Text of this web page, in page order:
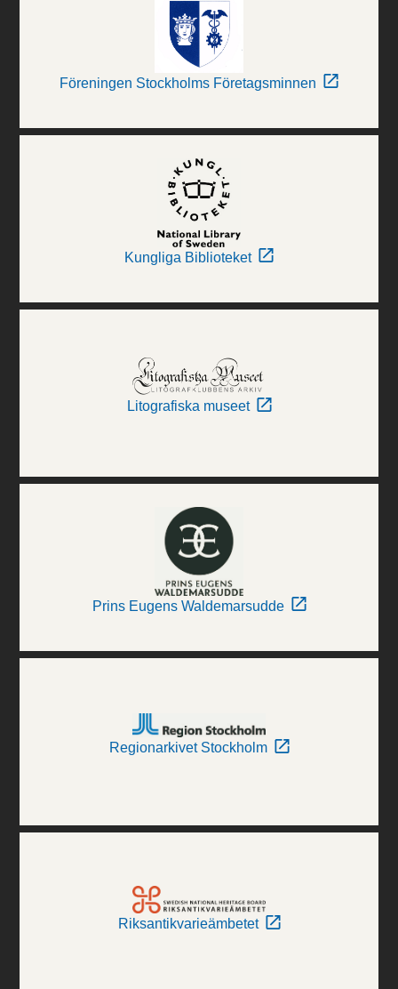
Föreningen Stockholms Företagsminnen
Kungliga Biblioteket
Litografiska museet
Prins Eugens Waldemarsudde
Regionarkivet Stockholm
Riksantikvarieämbetet